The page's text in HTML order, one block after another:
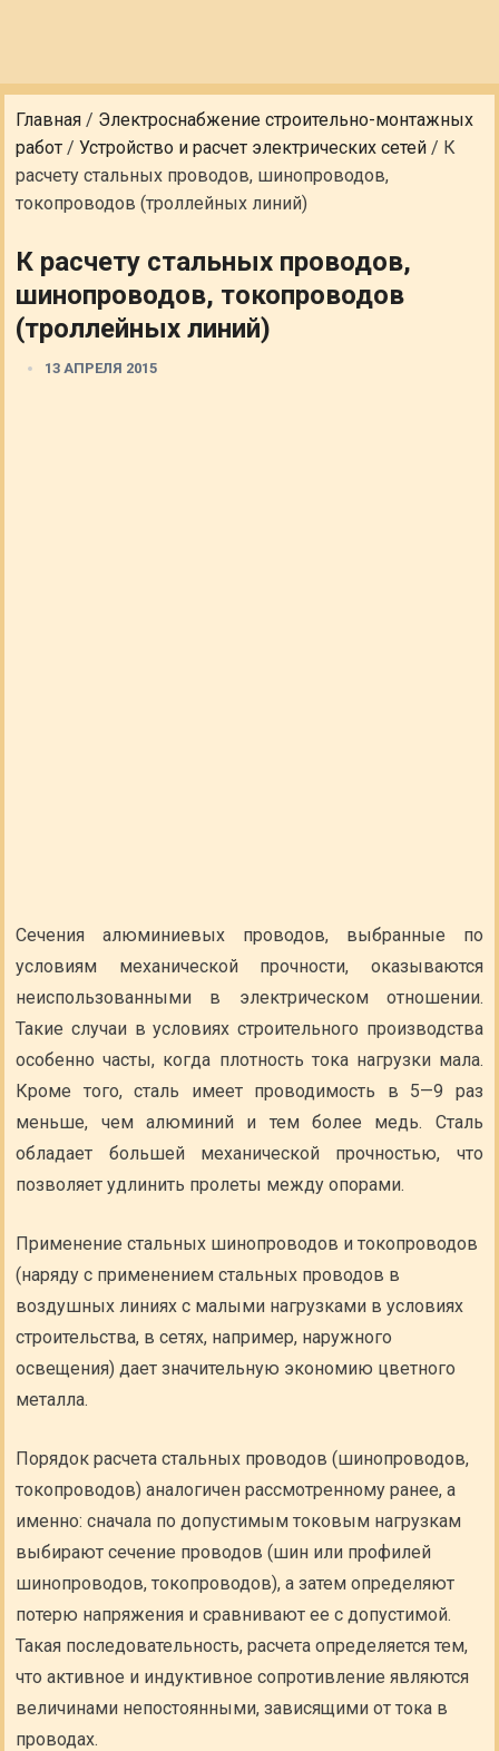
Главная / Электроснабжение строительно-монтажных
работ /Устройство и расчет электрических сетей / К
расчету стальных проводов, шинопроводов,
токопроводов (троллейных линий)
К расчету стальных проводов,
шинопроводов, токопроводов
(троллейных линий)
13 АПРЕЛЯ 2015
Сечения алюминиевых проводов, выбранные по
условиям механической прочности, оказываются
неиспользованными в электрическом отношении.
Такие случаи в условиях строительного производства
особенно часты, когда плотность тока нагрузки мала.
Кроме того, сталь имеет проводимость в 5—9 раз
меньше, чем алюминий и тем более медь. Сталь
обладает большей механической прочностью, что
позволяет удлинить пролеты между опорами.
Применение стальных шинопроводов и токопроводов
(наряду с применением стальных проводов в
воздушных линиях с малыми нагрузками в условиях
строительства, в сетях, например, наружного
освещения) дает значительную экономию цветного
металла.
Порядок расчета стальных проводов (шинопроводов,
токопроводов) аналогичен рассмотренному ранее, а
именно: сначала по допустимым токовым нагрузкам
выбирают сечение проводов (шин или профилей
шинопроводов, токопроводов), а затем определяют
потерю напряжения и сравнивают ее с допустимой.
Такая последовательность, расчета определяется тем,
что активное и индуктивное сопротивление являются
величинами непостоянными, зависящими от тока в
проводах.